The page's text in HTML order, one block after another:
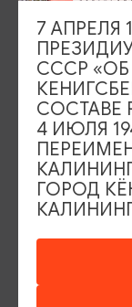
Ликвидаторам
катастроф
Калининград,
ИЩИТЕ
Серебряное
7 АПРЕЛЯ
СССР
СОСТАВЕ
4 ИЮЛЯ
ГОРОД